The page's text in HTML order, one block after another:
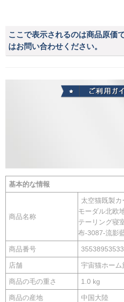
ここで表示されるのは商品原価
はお問い合わせください。
基本的な情報
商品名称
太空猫既製
モーダル北欧
テーリング寝
布-3087-流影
商品番号
店舗 宇宙猫ホーム
商品の毛の重さ 1.0 kg
商品の産地 中国大陸